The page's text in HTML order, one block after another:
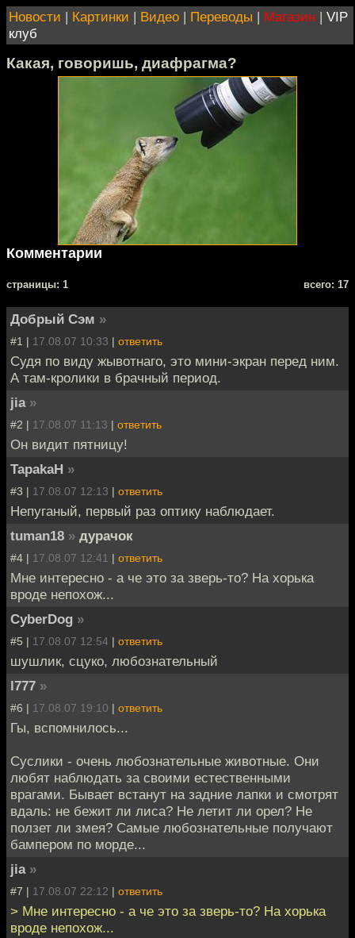
Новости | Картинки | Видео | Переводы | Магазин | VIP
клуб
Какая, говоришь, диафрагма?
Комментарии
cтраницы: 1 всего: 17
Добрый Сэм »
#1 | 17.08.07 10:33 | ответить
Судя по виду жывотнаго, это мини-экран перед ним.
А там-кролики в брачный период.
jia »
#2 | 17.08.07 11:13 | ответить
Oн видит пятницу!
TapakaH »
#3 | 17.08.07 12:13 | ответить
Непуганый, первый раз оптику наблюдает.
tuman18 » дурачок
#4 | 17.08.07 12:41 | ответить
Мне интересно - а че это за зверь-то? На хорька
вроде непохож...
CyberDog »
#5 | 17.08.07 12:54 | ответить
шушлик, сцуко, любознательный
l777 »
#6 | 17.08.07 19:10 | ответить
Гы, вспомнилось...
Суслики - очень любознательные животные. Они
любят наблюдать за своими естественными
врагами. Бывает встанут на задние лапки и смотрят
вдаль: не бежит ли лиса? Не летит ли орел? Не
ползет ли змея? Самые любознательные получают
бампером по морде...
jia »
#7 | 17.08.07 22:12 | ответить
> Мне интересно - а че это за зверь-то? На хорька
вроде непохож...